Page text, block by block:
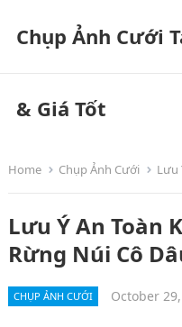
Chụp Ảnh Cưới
& Giá Tốt
Home Chụp Ảnh Cưới Lưu Ý
Lưu Ý An Toàn
Rừng Núi Cô
CHỤP ẢNH CƯỚI October